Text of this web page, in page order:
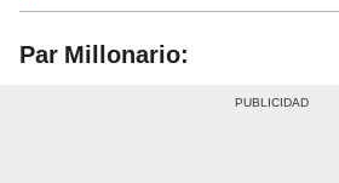
Par Millonario: